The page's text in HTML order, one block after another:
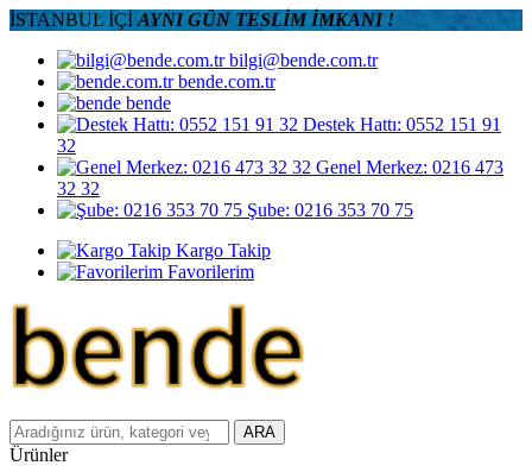
İSTANBUL İÇİ AYNI GÜN TESLİM İMKANI !
bilgi@bende.com.tr
bende.com.tr
bende
Destek Hattı: 0552 151 91
32
Genel Merkez: 0216 473
32 32
Şube: 0216 353 70 75
Kargo Takip
Favorilerim
ARA
Ürünler